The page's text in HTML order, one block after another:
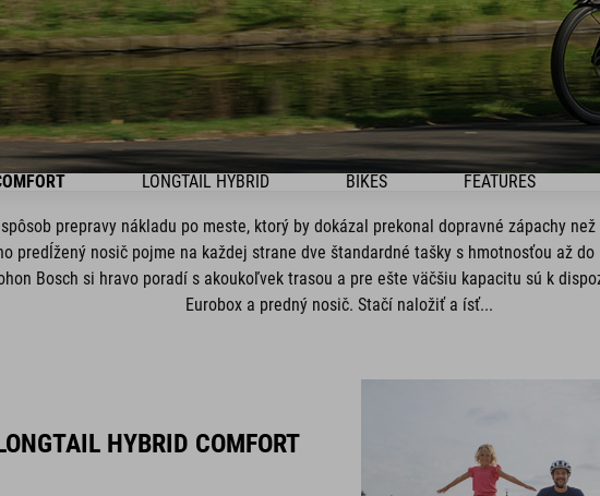
LONGTAIL HYBRID BIKES FEATURES
prepravy nákladu po meste, ktorý by dokázal prekonal dopravné zápachy
predĺžený nosič pojme na každej strane dve štandardné tašky s hmotnosťou až
Bosch si hravo poradí s akoukoľvek trasou a pre ešte väčšiu kapacitu sú k
Eurobox a predný nosič. Stačí naložiť a ísť...
HYBRID COMFORT